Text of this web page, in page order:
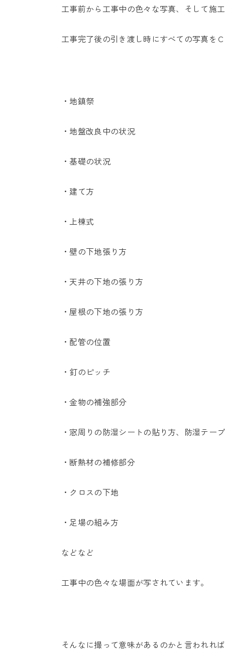
工事前から工事中の色々な写真、そして施
工事完了後の引き渡し時にすべての写真を
・地鎮祭
・地盤改良中の状況
・基礎の状況
・建て方
・上棟式
・壁の下地張り方
・天井の下地の張り方
・屋根の下地の張り方
・配管の位置
・釘のピッチ
・金物の補強部分
・窓周りの防湿シートの貼り方、防湿テー
・断熱材の補修部分
・クロスの下地
・足場の組み方
などなど
工事中の色々な場面が写されています。
そんなに撮って意味があるのかと言われれ